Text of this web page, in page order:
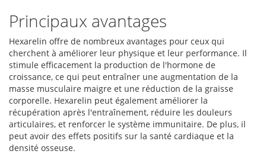
Principaux avantages
Hexarelin offre de nombreux avantages pour ceux qui
cherchent à améliorer leur physique et leur performance. Il
stimule efficacement la production de l'hormone de
croissance, ce qui peut entraîner une augmentation de la
masse musculaire maigre et une réduction de la graisse
corporelle. Hexarelin peut également améliorer la
récupération après l'entraînement, réduire les douleurs
articulaires, et renforcer le système immunitaire. De plus, il
peut avoir des effets positifs sur la santé cardiaque et la
densité osseuse.